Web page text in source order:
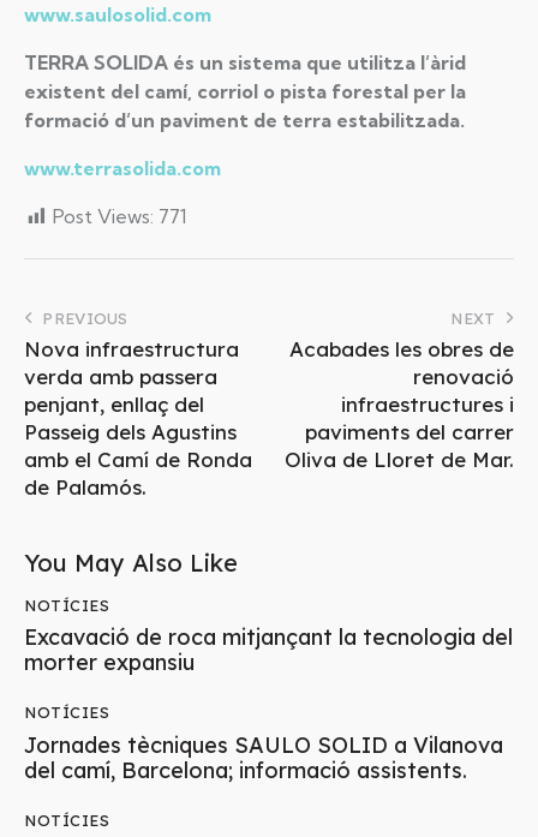
www.saulosolid.com
TERRA SOLIDA és un sistema que utilitza l’àrid
existent del camí, corriol o pista forestal per la
formació d’un paviment de terra estabilitzada.
www.terrasolida.com
Post Views: 771
PREVIOUS
Nova infraestructura
verda amb passera
penjant, enllaç del
Passeig dels Agustins
amb el Camí de Ronda
de Palamós.
NEXT
Acabades les obres de
renovació
infraestructures i
paviments del carrer
Oliva de Lloret de Mar.
You May Also Like
NOTÍCIES
Excavació de roca mitjançant la tecnologia del
morter expansiu
NOTÍCIES
Jornades tècniques SAULO SOLID a Vilanova
del camí, Barcelona; informació assistents.
NOTÍCIES